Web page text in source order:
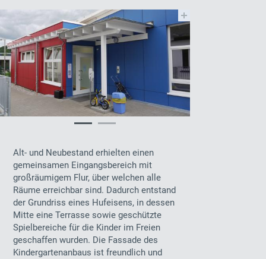
Alt- und Neubestand erhielten einen
gemeinsamen Eingangsbereich mit
großräumigem Flur, über welchen alle
Räume erreichbar sind. Dadurch entstand
der Grundriss eines Hufeisens, in dessen
Mitte eine Terrasse sowie geschützte
Spielbereiche für die Kinder im Freien
geschaffen wurden. Die Fassade des
Kindergartenanbaus ist freundlich und